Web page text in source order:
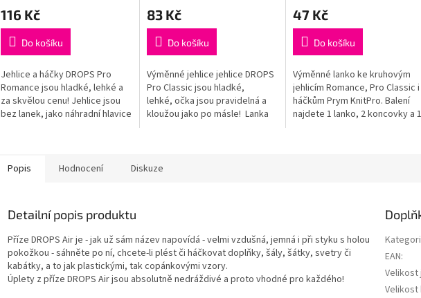
produktu
je
5,0
z
5
hvězdiček.
116 Kč
Do košíku
Jehlice a háčky DROPS Pro
Romance jsou hladké, lehké a
za skvělou cenu! Jehlice jsou
bez lanek, jako náhradní hlavice
83 Kč
Do košíku
Výměnné jehlice jehlice DROPS
Pro Classic jsou hladké,
lehké, očka jsou pravidelná a
kloužou jako po másle! Lanka
47 Kč
Do košíku
Výměnné lanko ke kruhovým
jehlicím Romance, Pro Classic i
háčkům Prym KnitPro. Balení
najdete 1 lanko, 2 koncovky a 1
Popis Hodnocení Diskuze
Detailní popis produktu
Příze DROPS Air je - jak už sám název napovídá - velmi vzdušná, jemná i při styku s holou
pokožkou - sáhněte po ní, chcete-li plést či háčkovat doplňky, šály, šátky, svetry či
kabátky, a to jak plastickými, tak copánkovými vzory.
Úplety z příze DROPS Air jsou absolutně nedráždivé a proto vhodné pro každého!
EAN:
Velikost
Velikost